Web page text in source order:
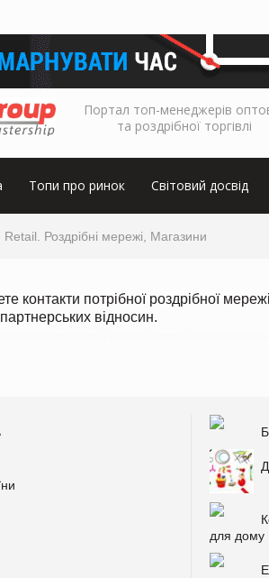
Портал топ-менеджерів
та роздрібної торгівлі
Топи про ринок Світовий досвід
Retail. Роздрібні мережі, Магазини
контакти потрібної роздрібної
відносин.
для дому